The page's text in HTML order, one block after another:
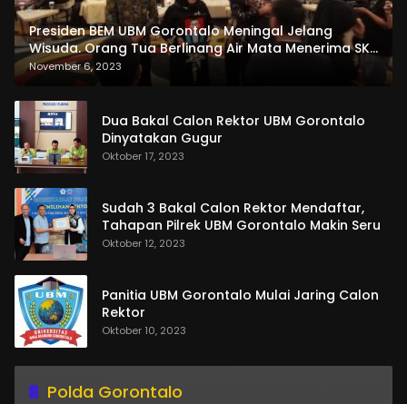
Presiden BEM UBM Gorontalo Meningal Jelang
Wisuda. Orang Tua Berlinang Air Mata Menerima SKL
dan Pemasangan Salempang
November 6, 2023
Dua Bakal Calon Rektor UBM Gorontalo
Dinyatakan Gugur
Oktober 17, 2023
Sudah 3 Bakal Calon Rektor Mendaftar,
Tahapan Pilrek UBM Gorontalo Makin Seru
Oktober 12, 2023
Panitia UBM Gorontalo Mulai Jaring Calon
Rektor
Oktober 10, 2023
Polda Gorontalo